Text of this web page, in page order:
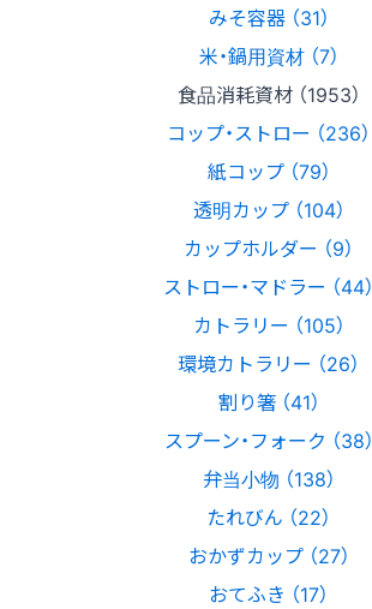
みそ容器 （31）
米・鍋用資材 （7）
食品消耗資材 （1953）
コップ・ストロー （236）
紙コップ （79）
透明カップ （104）
カップホルダー （9）
ストロー・マドラー （44）
カトラリー （105）
環境カトラリー （26）
割り箸 （41）
スプーン・フォーク （38）
弁当小物 （138）
たれびん （22）
おかずカップ （27）
おてふき （17）